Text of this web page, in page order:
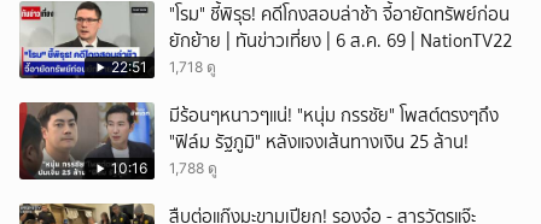
22:51
"โรม" ชี้พิรุธ! คดีโกงสอบล่าช้า จี้อายัดทรัพย์ก่อน
ยักย้าย | ทันข่าวเที่ยง | 6 ส.ค. 69 | NationTV22
1,718 ดู
10:16
มีร้อนๆหนาวๆแน่! "หนุ่ม กรรชัย" โพสต์ตรงๆถึง
"ฟิล์ม รัฐภูมิ" หลังแจงเส้นทางเงิน 25 ล้าน!
1,788 ดู
สืบต่อแก๊งมะขามเปียก! รองจ๋อ - สารวัตรแจ๊ะ